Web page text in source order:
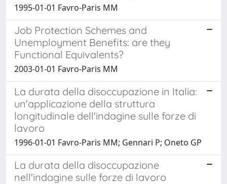
1995-01-01 Favro-Paris MM
Job Protection Schemes and
Unemployment Benefits: are they
Functional Equivalents?
2003-01-01 Favro-Paris MM
La durata della disoccupazione in Italia:
un'applicazione della struttura
longitudinale dell'indagine sulle forze di
lavoro
1996-01-01 Favro-Paris MM; Gennari P; Oneto GP
La durata della disoccupazione
nell'indagine sulle forze di lavoro